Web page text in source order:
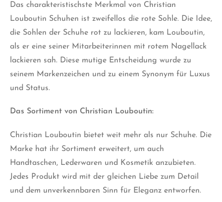
Das charakteristischste Merkmal von Christian
Louboutin Schuhen ist zweifellos die rote Sohle. Die Idee,
die Sohlen der Schuhe rot zu lackieren, kam Louboutin,
als er eine seiner Mitarbeiterinnen mit rotem Nagellack
lackieren sah. Diese mutige Entscheidung wurde zu
seinem Markenzeichen und zu einem Synonym für Luxus
und Status.
Das Sortiment von Christian Louboutin:
Christian Louboutin bietet weit mehr als nur Schuhe. Die
Marke hat ihr Sortiment erweitert, um auch
Handtaschen, Lederwaren und Kosmetik anzubieten.
Jedes Produkt wird mit der gleichen Liebe zum Detail
und dem unverkennbaren Sinn für Eleganz entworfen.